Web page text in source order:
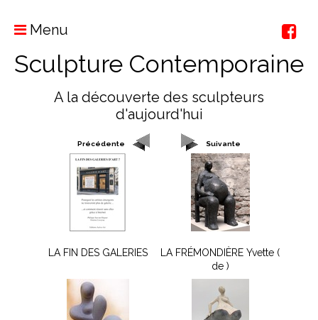
Menu
Sculpture Contemporaine
A la découverte des sculpteurs
d'aujourd'hui
Précédente Suivante
LA FIN DES GALERIES
LA FRÉMONDIÈRE Yvette (
de )